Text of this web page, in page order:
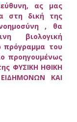
ας μας
στη δική της
, θα
βιολογική
του
προηγουμένως
ΦΥΣΙΚΗ ΗΘΙΚΗ
ΚΑΙ